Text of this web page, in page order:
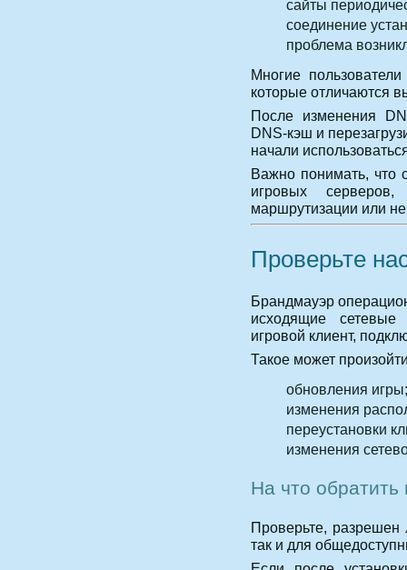
сайты
соединение
проблема
Многие
которые отличаются
После изменения
DNS-кэш и
начали
Важно понимать, что
игровых
маршрутизации или
Проверьте
Брандмауэр
исходящие
игровой клиент,
Такое может
обновления игры;
изменения
переустановки
изменения
На что
Проверьте, разрешен
так и для